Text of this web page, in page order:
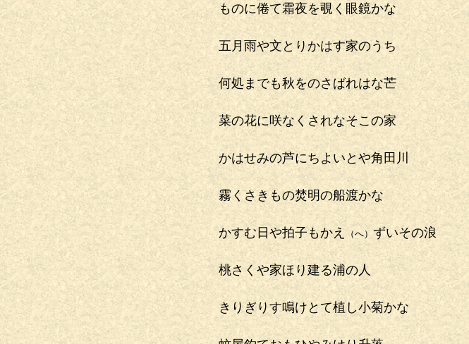
ものに倦て霜夜を覗く眼鏡かな
五月雨や文とりかはす家のうち
何処までも秋をのさばれはな芒
菜の花に咲なくされなそこの家
かはせみの芦にちよいとや角田川
霧くさきもの焚明の船渡かな
かすむ日や拍子もかえ （へ） ずいその浪
桃さくや家ほり建る浦の人
きりぎりす鳴けとて植し小菊かな